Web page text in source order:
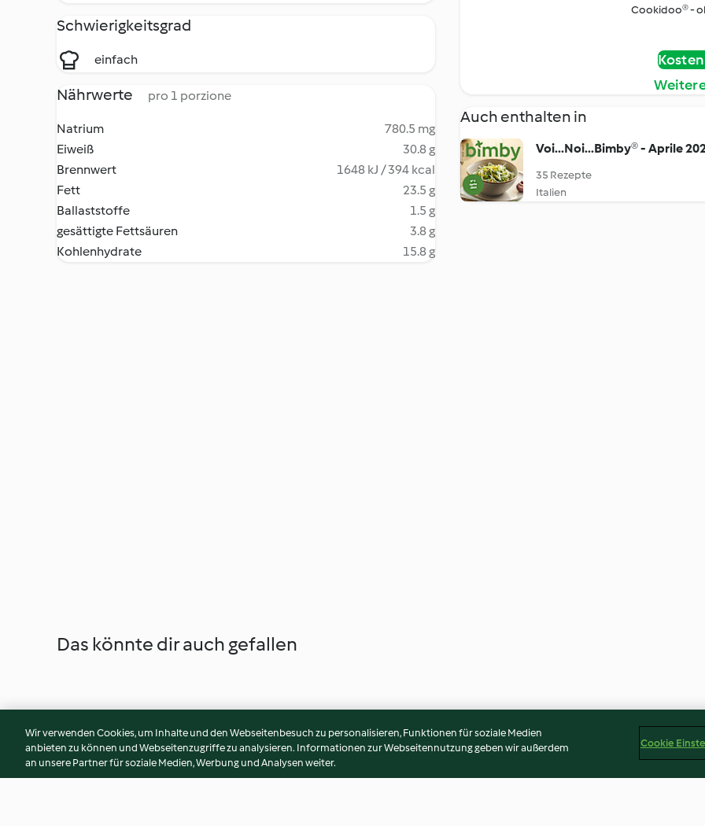
Schwierigkeitsgrad
einfach
Nährwerte pro 1 porzione
Natrium
780.5 mg
Eiweiß
30.8 g
Brennwert
1648 kJ / 394 kcal
Fett
23.5 g
Ballaststoffe
1.5 g
gesättigte Fettsäuren
3.8 g
Kohlenhydrate
15.8 g
Cookidoo® -
Auch enthalten in
Voi...Noi...Bimby® - Aprile
35 Rezepte
Italien
Das könnte dir auch gefallen
Wir verwenden Cookies, um Inhalte und den Webseitenbesuch zu personalisieren, Funktionen für soziale Medien
anbieten zu können und Webseitenzugriffe zu analysieren. Informationen zur Webseitennutzung geben wir außerdem
an unsere Partner für soziale Medien, Werbung und Analysen weiter.
Cookie